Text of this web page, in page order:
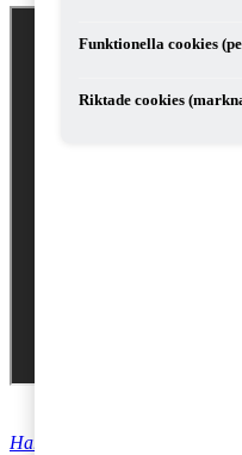
Har du frågor om skatt?
Funktionella cookies
Riktade cookies